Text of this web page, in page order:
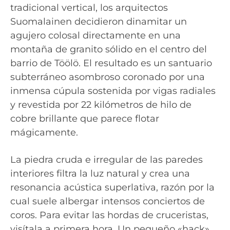
tradicional vertical, los arquitectos
Suomalainen decidieron dinamitar un
agujero colosal directamente en una
montaña de granito sólido en el centro del
barrio de Töölö. El resultado es un santuario
subterráneo asombroso coronado por una
inmensa cúpula sostenida por vigas radiales
y revestida por 22 kilómetros de hilo de
cobre brillante que parece flotar
mágicamente.
La piedra cruda e irregular de las paredes
interiores filtra la luz natural y crea una
resonancia acústica superlativa, razón por la
cual suele albergar intensos conciertos de
coros. Para evitar las hordas de cruceristas,